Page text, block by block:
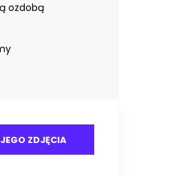
ozdobą
ZDJĘCIA